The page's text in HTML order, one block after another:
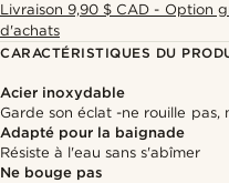
Livraison 9,90 $ CAD - Option
d'achats
CARACTÉRISTIQUES DU
Acier inoxydable
Garde son éclat -ne rouille pas,
Adapté pour la baignade
Résiste à l'eau sans s'abîmer
Ne bouge pas